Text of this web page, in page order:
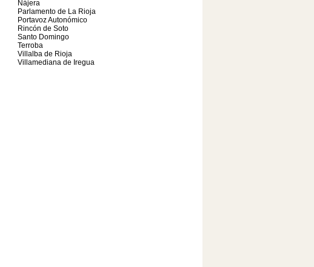
Nájera
Parlamento de La Rioja
Portavoz Autonómico
Rincón de Soto
Santo Domingo
Terroba
Villalba de Rioja
Villamediana de Iregua